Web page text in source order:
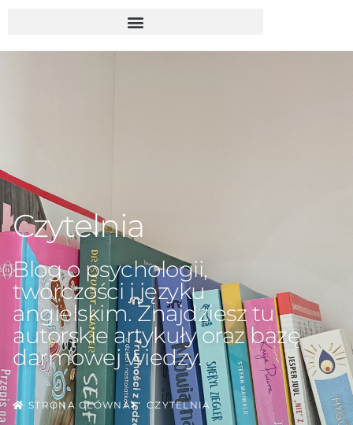
Czytelnia
Blog o psychologii,
twórczości i języku
angielskim. Znajdziesz tu
autorskie artykuły oraz bazę
darmowej wiedzy.
STRONA GŁÓWNA CZYTELNIA